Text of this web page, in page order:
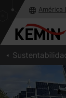
América